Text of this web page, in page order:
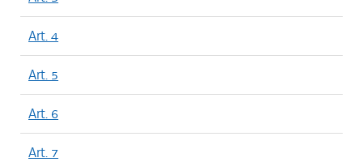
Art. 4
Art. 5
Art. 6
Art. 7